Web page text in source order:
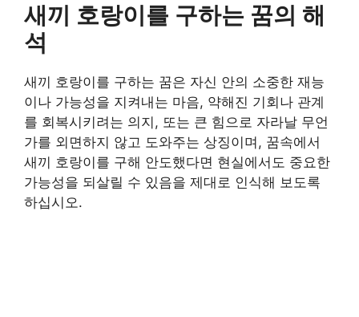
새끼 호랑이를 구하는 꿈의 해
석
새끼 호랑이를 구하는 꿈은 자신 안의 소중한 재능
이나 가능성을 지켜내는 마음, 약해진 기회나 관계
를 회복시키려는 의지, 또는 큰 힘으로 자라날 무언
가를 외면하지 않고 도와주는 상징이며, 꿈속에서
새끼 호랑이를 구해 안도했다면 현실에서도 중요한
가능성을 되살릴 수 있음을 제대로 인식해 보도록
하십시오.